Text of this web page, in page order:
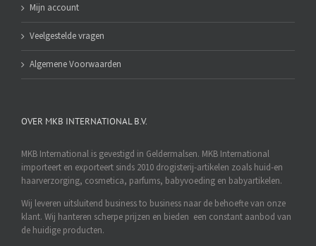
Mijn account
Veelgestelde vragen
Algemene Voorwaarden
OVER MKB INTERNATIONAL B.V.
MKB International is gevestigd in Geldermalsen. MKB International
importeert en exporteert sinds 2010 drogisterij-artikelen zoals huid-en
haarverzorging, cosmetica, parfums, babyvoeding en babyartikelen.
Wij leveren uitsluitend business to business naar de behoefte van onze
klant. Wij hanteren scherpe prijzen en bieden een constant aanbod van
de huidige producten.